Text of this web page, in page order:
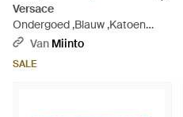
Versace
Ondergoed ,Blauw ,Katoen
Cotton-Jersey Trunks - Blauw
Van Miinto
SALE